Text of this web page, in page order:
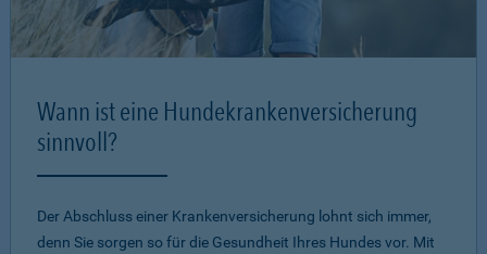
Wann ist eine Hundekrankenversicherung
sinnvoll?
Der Abschluss einer Krankenversicherung lohnt sich immer,
denn Sie sorgen so für die Gesundheit Ihres Hundes vor. Mit